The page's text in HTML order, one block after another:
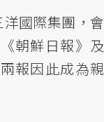
國際集團，會
朝鮮日報》及
報因此成為親